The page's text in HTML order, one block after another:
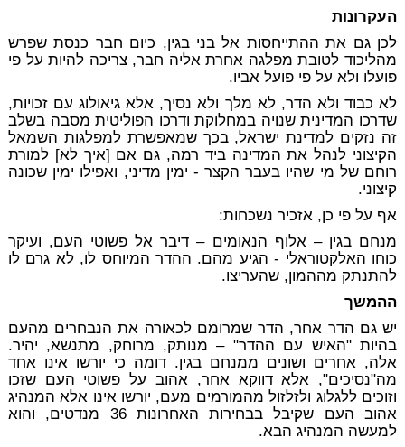
העקרונות
לכן גם את ההתייחסות אל בני בגין, כיום חבר כנסת שפרש
מהליכוד לטובת מפלגה אחרת אליה חבר, צריכה להיות על פי
פועלו ולא על פי פועל אביו.
לא כבוד ולא הדר, לא מלך ולא נסיך, אלא גיאולוג עם זכויות,
שדרכו המדינית שנויה במחלוקת ודרכו הפוליטית מסבה בשלב
זה נזקים למדינת ישראל, בכך שמאפשרת למפלגות השמאל
הקיצוני לנהל את המדינה ביד רמה, גם אם [איך לא] למורת
רוחם של מי שהיו בעבר הקצר - ימין מדיני, ואפילו ימין שכונה
קיצוני.
אף על פי כן, אזכיר נשכחות:
מנחם בגין – אלוף הנאומים – דיבר אל פשוטי העם, ועיקר
כוחו האלקטוראלי - הגיע מהם. ההדר המיוחס לו, לא גרם לו
להתנתק מההמון, שהעריצו.
ההמשך
יש גם הדר אחר, הדר שמרומם לכאורה את הנבחרים מהעם
בהיות "האיש עם ההדר" – מנותק, מרוחק, מתנשא, יהיר.
אלה, אחרים ושונים ממנחם בגין. דומה כי יורשו אינו אחד
מה"נסיכים", אלא דווקא אחר, אהוב על פשוטי העם שזכו
וזוכים ללגלוג ולזלזול מהמורמים מעם, יורשו אינו אלא המנהיג
אהוב העם שקיבל בבחירות האחרונות 36 מנדטים, והוא
למעשה המנהיג הבא.